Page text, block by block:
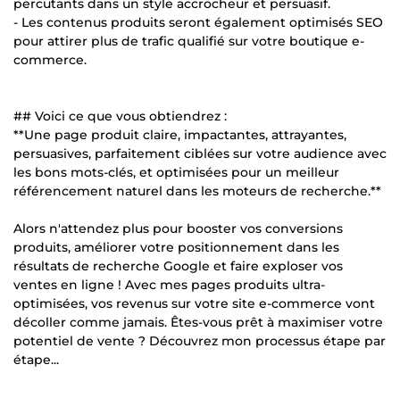
percutants dans un style accrocheur et persuasif.
- Les contenus produits seront également optimisés SEO
pour attirer plus de trafic qualifié sur votre boutique e-
commerce.
## Voici ce que vous obtiendrez :
**Une page produit claire, impactantes, attrayantes,
persuasives, parfaitement ciblées sur votre audience avec
les bons mots-clés, et optimisées pour un meilleur
référencement naturel dans les moteurs de recherche.**
Alors n'attendez plus pour booster vos conversions
produits, améliorer votre positionnement dans les
résultats de recherche Google et faire exploser vos
ventes en ligne ! Avec mes pages produits ultra-
optimisées, vos revenus sur votre site e-commerce vont
décoller comme jamais. Êtes-vous prêt à maximiser votre
potentiel de vente ? Découvrez mon processus étape par
étape...